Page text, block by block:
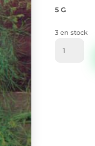
5 G
3 en stock